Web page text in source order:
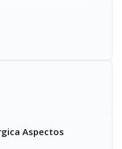
Aspectos